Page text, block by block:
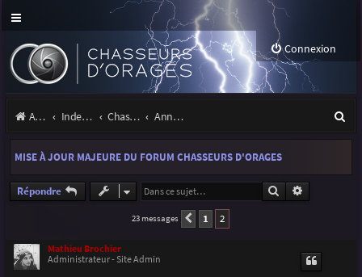
Connexion
Accueil Index du forum Chasseurs d'Orages Annonces, actualités et information du site et du forum
e
MISE À JOUR MAJEURE DU FORUM CHASSEURS D'ORAGES
Répondre Rechercher
23 messages Précédente
1 2
Mathieu Brochier
Administrateur - Site Admin